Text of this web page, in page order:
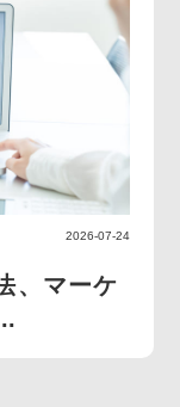
2026-07-24
、マーケ